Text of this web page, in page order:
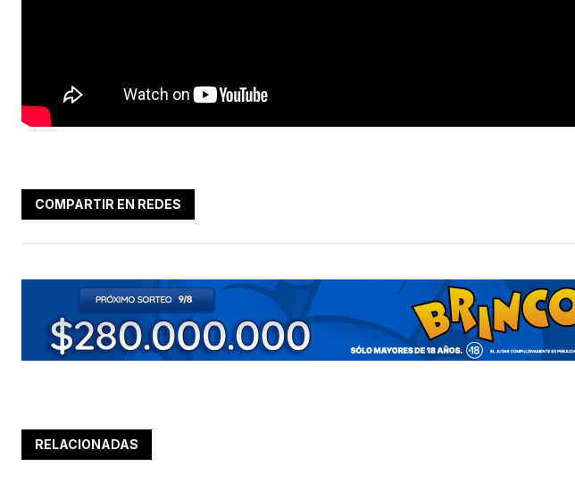
COMPARTIR EN REDES
RELACIONADAS